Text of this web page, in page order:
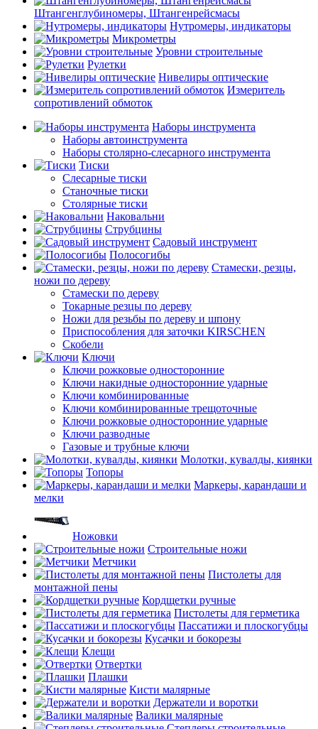
Штангенглубиномеры, Штангенрейсмасы
Нутромеры, индикаторы
Микрометры
Уровни строительные
Рулетки
Нивелиры оптические
Измеритель
сопротивлений обмоток
Наборы инструмента
Наборы автоинструмента
Наборы столярно-слесарного инструмента
Тиски
Слесарные тиски
Станочные тиски
Столярные тиски
Наковальни
Струбцины
Садовый инструмент
Полосогибы
Стамески, резцы,
ножи по дереву
Стамески по дереву
Токарные резцы по дереву
Ножи для резьбы по дереву и шпону
Приспособления для заточки KIRSCHEN
Скобели
Ключи
Ключи рожковые односторонние
Ключи накидные односторонние ударные
Ключи комбинированные
Ключи комбинированные трещоточные
Ключи рожковые односторонние ударные
Ключи разводные
Газовые и трубные ключи
Молотки, кувалды, киянки
Топоры
Маркеры, карандаши и
мелки
Ножовки
Строительные ножи
Метчики
Пистолеты для
монтажной пены
Кордщетки ручные
Пистолеты для герметика
Пассатижи и плоскогубцы
Кусачки и бокорезы
Клещи
Отвертки
Плашки
Кисти малярные
Держатели и воротки
Валики малярные